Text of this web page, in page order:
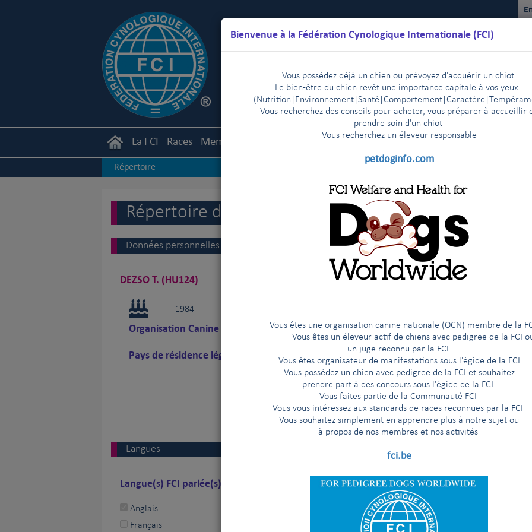
Bienvenue à la Fédération Cynologique Internationale (FCI)
Vous possédez déjà un chien ou prévoyez d'acquérir un chiot
Le bien-être du chien revêt une importance capitale à vos yeux
(Nutrition
Environnement |Santé|Comportement|Caractère |T
Vous recherchez des conseils pour acheter, vous préparer à accueillir
prendre soin d'un chiot
Vous recherchez un éleveur responsable
petdoginfo.com
Vous êtes une organisation canine nationale (OCN) membre de
Vous êtes un éleveur actif de chiens avec pedigree de la FCI
un juge reconnu par la FCI
Vous êtes organisateur de manifestations sous l'égide de la FCI
Vous possédez un chien avec pedigree de la FCI et souhaitez
prendre part à des concours sous l'égide de la FCI
Vous faites partie de la Communauté FCI
Vous vous intéressez aux standards de races reconnues par la FCI
Vous souhaitez simplement en apprendre plus à notre sujet ou
à propos de nos membres et nos activités
fci.be
La FCI Races Membres Règlements Résultats Commissions
Répertoire
Répertoire des juges
Données personnelles
DEZSO T. (HU124)
1984
Organisation Canine Nationale responsable
Magyar Ebtenyésztok Országos
(HONGRIE)
Pays de résidence légale HUNGARY
sortir
Langues
Langue(s) FCI parlée(s) par le juge
Anglais
Français
Autre(s) langue(s)